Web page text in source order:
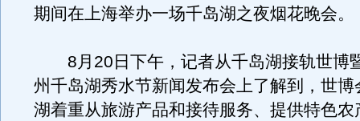
期间在上海举办一场千岛湖之夜烟花晚会。
8月20日下午，记者从千岛湖接轨世博
州千岛湖秀水节新闻发布会上了解到，世博
湖着重从旅游产品和接待服务、提供特色农